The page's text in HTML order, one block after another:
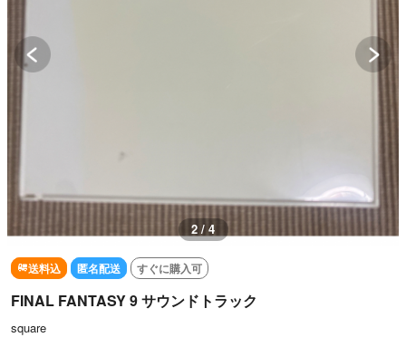
3 / 4
送料込 匿名配送 すぐに購入可
FINAL FANTASY 9 サウンドトラック
square